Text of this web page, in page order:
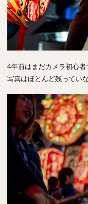
4年前はまだカメラ初心
写真はほとんど残っていな